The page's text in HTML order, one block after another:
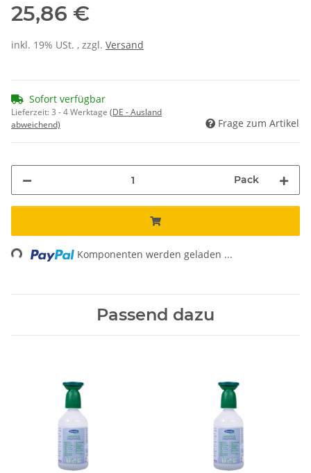
25,86 €
inkl. 19% USt. , zzgl. Versand
Sofort verfügbar
Lieferzeit:3 - 4 Werktage (DE - Ausland
abweichend)
Frage zum Artikel
Pack
Komponenten werden geladen ...
Passend dazu